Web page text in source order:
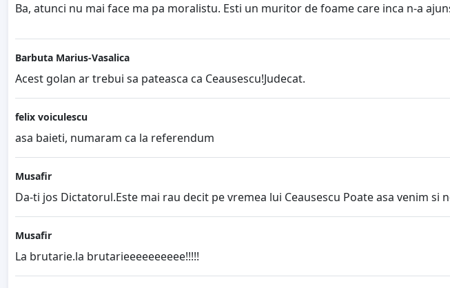
Ba, atunci nu mai face ma pa moralistu. Esti un muritor de foame care inca n-a
Barbuta Marius-Vasalica
Acest golan ar trebui sa pateasca ca Ceausescu!Judecat.
felix voiculescu
asa baieti, numaram ca la referendum
Musafir
Da-ti jos Dictatorul.Este mai rau decit pe vremea lui Ceausescu Poate asa venim si
Musafir
La brutarie.la brutarieeeeeeeeee!!!!!